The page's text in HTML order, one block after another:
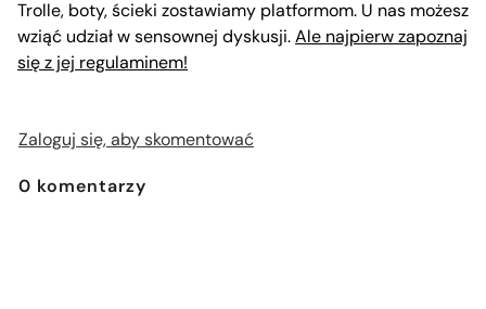
Trolle, boty, ścieki zostawiamy platformom. U nas możesz
wziąć udział w sensownej dyskusji.Ale najpierw zapoznaj
się z jej regulaminem!
Zaloguj się, aby skomentować
0 komentarzy